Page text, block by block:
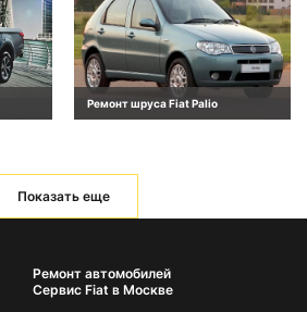
Ремонт шруса Fiat Palio
Показать еще
Ремонт автомобилей
Сервис Fiat в Москве